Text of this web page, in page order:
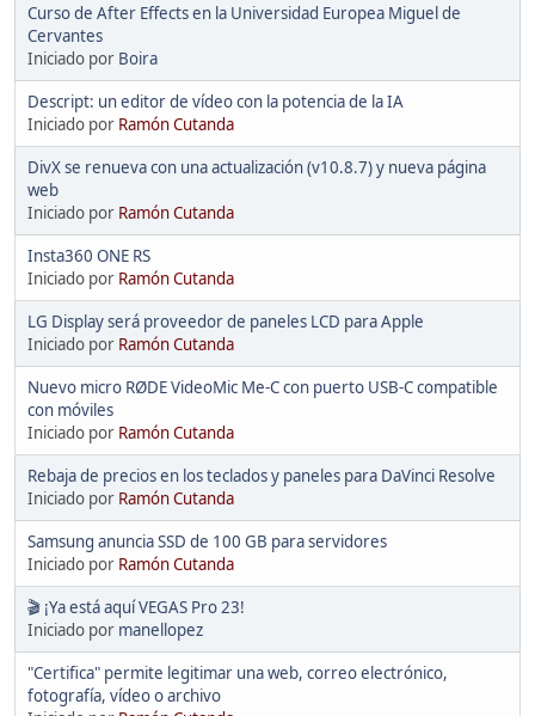
Curso de After Effects en la Universidad Europea Miguel de
Cervantes
Iniciado por Boira
Descript: un editor de vídeo con la potencia de la IA
Iniciado por Ramón Cutanda
DivX se renueva con una actualización (v10.8.7) y nueva página
web
Iniciado por Ramón Cutanda
Insta360 ONE RS
Iniciado por Ramón Cutanda
LG Display será proveedor de paneles LCD para Apple
Iniciado por Ramón Cutanda
Nuevo micro RØDE VideoMic Me-C con puerto USB-C compatible
con móviles
Iniciado por Ramón Cutanda
Rebaja de precios en los teclados y paneles para DaVinci Resolve
Iniciado por Ramón Cutanda
Samsung anuncia SSD de 100 GB para servidores
Iniciado por Ramón Cutanda
🎬 ¡Ya está aquí VEGAS Pro 23!
Iniciado por manellopez
"Certifica" permite legitimar una web, correo electrónico,
fotografía, vídeo o archivo